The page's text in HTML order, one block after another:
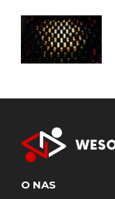
O NAS